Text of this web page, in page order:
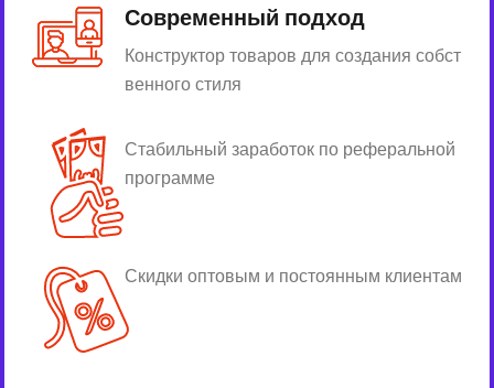
Современный подход
Конструктор товаров для создания собст
венного стиля
Стабильный заработок по реферальной
программе
Скидки оптовым и постоянным клиентам